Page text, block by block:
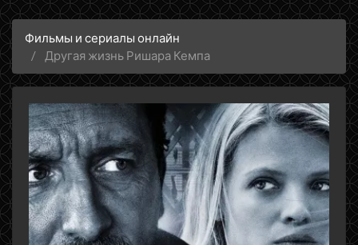
Фильмы и сериалы онлайн
Другая жизнь Ришара Кемпа